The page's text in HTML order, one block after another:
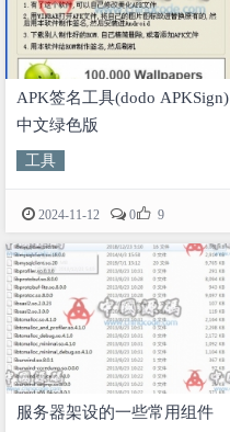
APK签名工具(dodo APKSign)
中文绿色版
工具
2024-11-12 0 9
服务器架设的一些常用组件